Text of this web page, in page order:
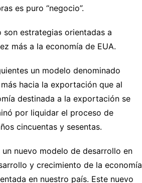
es puro “negocio”.
estrategias orientadas a
más a la economía de EUA.
un modelo denominado
hacia la exportación que al
destinada a la exportación se
por liquidar el proceso de
cincuentas y sesentas.
nuevo modelo de desarrollo en
y crecimiento de la economía
en nuestro país. Este nuevo